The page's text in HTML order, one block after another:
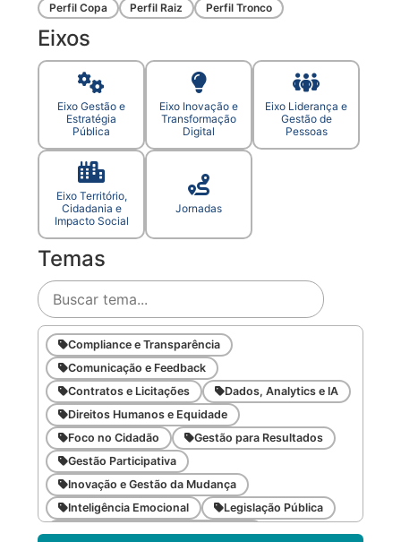
Perfil Copa Perfil Raiz Perfil Tronco
Eixos
Eixo Gestão e
Estratégia
Pública
Eixo Inovação e
Transformação
Digital
Eixo Liderança e
Gestão de
Pessoas
Eixo Território,
Cidadania e
Impacto Social
Jornadas
Temas
Compliance e Transparência
Comunicação e Feedback
Contratos e Licitações
Dados, Analytics e IA
Direitos Humanos e Equidade
Foco no Cidadão
Gestão para Resultados
Gestão Participativa
Inovação e Gestão da Mudança
Inteligência Emocional
Legislação Pública
Meio Ambiente e Sustentabilidade